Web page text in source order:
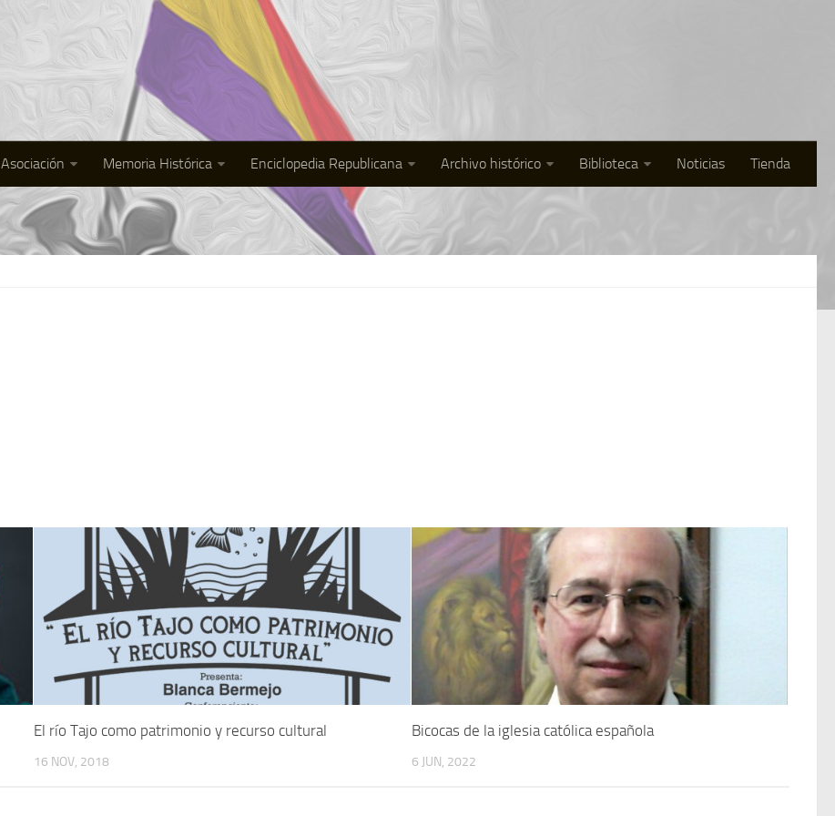
Asociación Memoria Histórica Enciclopedia Republicana Archivo histórico Biblioteca Noticias Tienda
El río Tajo como patrimonio y recurso cultural
16 NOV, 2018
Bicocas de la iglesia católica española
6 JUN, 2022